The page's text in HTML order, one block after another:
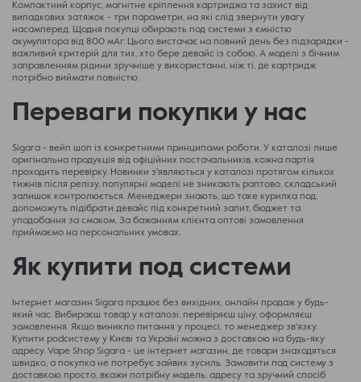
Компактний корпус, магнітне кріплення картриджа та захист від
випадкових затяжок - три параметри, на які слід звернути увагу
насамперед. Щодня покупці обирають под системи з ємністю
акумулятора від 800 мАг. Цього вистачає на повний день без підзарядки -
важливий критерій для тих, хто бере девайс із собою. А моделі з бічним
заправленням рідини зручніше у використанні, ніж ті, де картридж
потрібно виймати повністю.
Переваги покупки у нас
Sigara - вейп шоп із конкретними принципами роботи. У каталозі лише
оригінальна продукція від офіційних постачальників, кожна партія
проходить перевірку. Новинки з'являються у каталозі протягом кількох
тижнів після релізу, популярні моделі не зникають раптово, складський
залишок контролюється. Менеджери знають, що таке курилка под,
допоможуть підібрати девайс під конкретний запит, бюджет та
уподобання за смаком. За бажанням клієнта оптові замовлення
приймаємо на персональних умовах.
Як купити под системи
Інтернет магазин Sigara працює без вихідних, онлайн продаж у будь-
який час. Вибираєш товар у каталозі, перевіряєш ціну, оформляєш
замовлення. Якщо виникло питання у процесі, то менеджер зв'язку.
Купити podсистему у Києві та Україні можна з доставкою на будь-яку
адресу. Vape Shop Sigara - це інтернет магазин, де товари знаходяться
швидко, а покупка не потребує зайвих зусиль. Замовити под систему з
доставкою просто, вкажи потрібну модель, адресу та зручний спосіб